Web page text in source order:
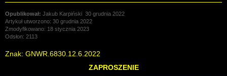
Jakub Karpiński 30 grudnia 2022
Artykuł utworzono: 30 grudnia 2022
Zmodyfikowano: 18 stycznia 2023
Odsłon: 2113
Znak: GNWR.6830.12.6.2022
ZAPROSZENIE